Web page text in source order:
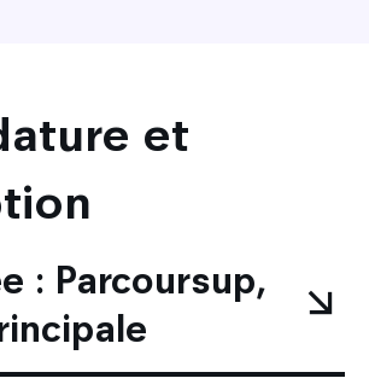
et
: Parcoursup,